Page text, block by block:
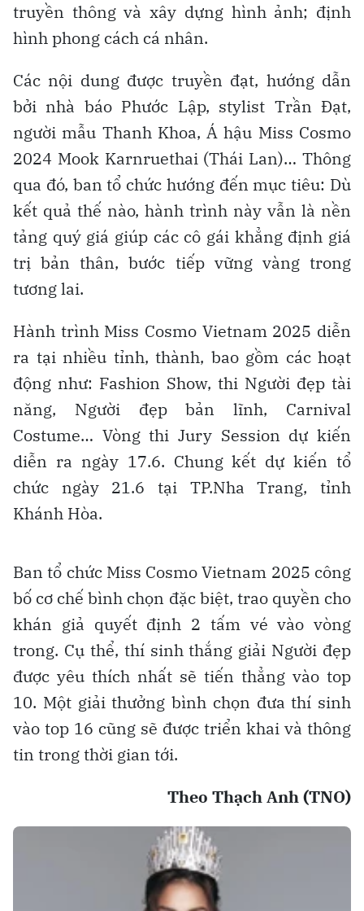
truyền thông và xây dựng hình ảnh; định
hình phong cách cá nhân.
Các nội dung được truyền đạt, hướng dẫn
bởi nhà báo Phước Lập, stylist Trần Đạt,
người mẫu Thanh Khoa, Á hậu Miss Cosmo
2024 Mook Karnruethai (Thái Lan)… Thông
qua đó, ban tổ chức hướng đến mục tiêu: Dù
kết quả thế nào, hành trình này vẫn là nền
tảng quý giá giúp các cô gái khẳng định giá
trị bản thân, bước tiếp vững vàng trong
tương lai.
Hành trình Miss Cosmo Vietnam 2025 diễn
ra tại nhiều tỉnh, thành, bao gồm các hoạt
động như: Fashion Show, thi Người đẹp tài
năng, Người đẹp bản lĩnh, Carnival
Costume… Vòng thi Jury Session dự kiến
diễn ra ngày 17.6. Chung kết dự kiến tổ
chức ngày 21.6 tại TP.Nha Trang, tỉnh
Khánh Hòa.
Ban tổ chức Miss Cosmo Vietnam 2025 công
bố cơ chế bình chọn đặc biệt, trao quyền cho
khán giả quyết định 2 tấm vé vào vòng
trong. Cụ thể, thí sinh thắng giải Người đẹp
được yêu thích nhất sẽ tiến thẳng vào top
10. Một giải thưởng bình chọn đưa thí sinh
vào top 16 cũng sẽ được triển khai và thông
tin trong thời gian tới.
Theo Thạch Anh (TNO)